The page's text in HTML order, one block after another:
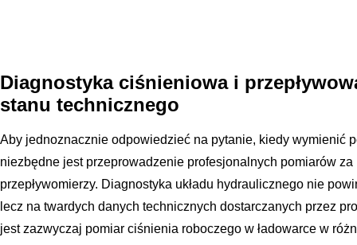
Diagnostyka ciśnieniowa i
stanu technicznego
Aby jednoznacznie odpowiedzieć na pytanie, kiedy wymienić
niezbędne jest przeprowadzenie profesjonalnych pomiarów
przepływomierzy. Diagnostyka układu hydraulicznego nie
lecz na twardych danych technicznych dostarczanych przez
jest zazwyczaj pomiar ciśnienia roboczego w ładowarce w